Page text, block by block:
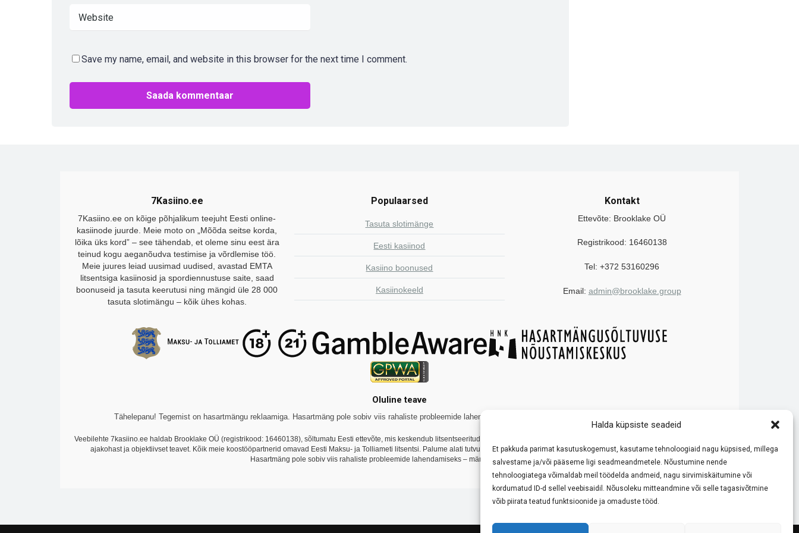
Halda küpsiste seadeid
Et pakkuda parimat kasutuskogemust, kasutame tehnoloogiaid nagu küpsised, millega
salvestame ja/või pääseme ligi seadmeandmetele. Nõustumine nende
tehnoloogiatega võimaldab meil töödelda andmeid, nagu sirvimiskäitumine või
kordumatud ID-d sellel veebisaidil. Nõusoleku mitteandmine või selle tagasivõtmine
võib piirata teatud funktsioonide ja omaduste tööd.
Save my name, email, and website in this browser for the next time I comment.
7Kasiino.ee
7Kasiino.ee on kõige põhjalikum teejuht Eesti online-
kasiinode juurde. Meie moto on „Mõõda seitse korda,
lõika üks kord” – see tähendab, et oleme sinu eest ära
teinud kogu aeganõudva testimise ja võrdlemise töö.
Meie juures leiad uusimad uudised, avastad EMTA
litsentsiga kasiinosid ja spordiennustuse saite, saad
boonuseid ja tasuta keerutusi ning mängid üle 28 000
tasuta slotimängu – kõik ühes kohas.
Populaarsed
Tasuta slotimänge
Eesti kasiinod
Kasiino boonused
Kasiinokeeld
Kontakt
Ettevõte: Brooklake OÜ
Registrikood: 16460138
Tel: +372 53160296
Email: admin@brooklake.group
Oluline teave
Tähelepanu! Tegemist on hasartmängu reklaamiga. Hasartmäng pole sobiv viis rahaliste probleemide lahendamiseks. Tutvuge reeglitega ja käituge vastutustundlikult!
Veebilehte 7kasiino.ee haldab Brooklake OÜ (registrikood: 16460138), sõltumatu Eesti ettevõte, mis keskendub litsentseeritud online-kasiinode võrdlemisele ja tutvustamisele. Meie eesmärk on pakkuda
ajakohast ja objektiivset teavet. Kõik meie koostööpartnerid omavad Eesti Maksu- ja Tolliameti litsentsi. Palume alati tutvuda konkreetse kasiino reeglite ja boonustingimustega enne mängimist.
Hasartmäng pole sobiv viis rahaliste probleemide lahendamiseks – mängi vastutustundlikult.